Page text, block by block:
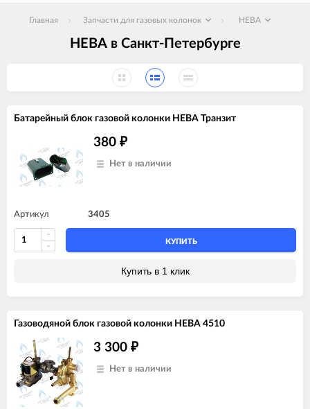
Главная Запчасти для газовых колонок НЕВА
НЕВА в Санкт-Петербурге
Батарейный блок газовой колонки НЕВА Транзит
380 ₽
Нет в наличии
Артикул 3405
КУПИТЬ
Купить в 1 клик
Газоводяной блок газовой колонки НЕВА 4510
3 300 ₽
Нет в наличии